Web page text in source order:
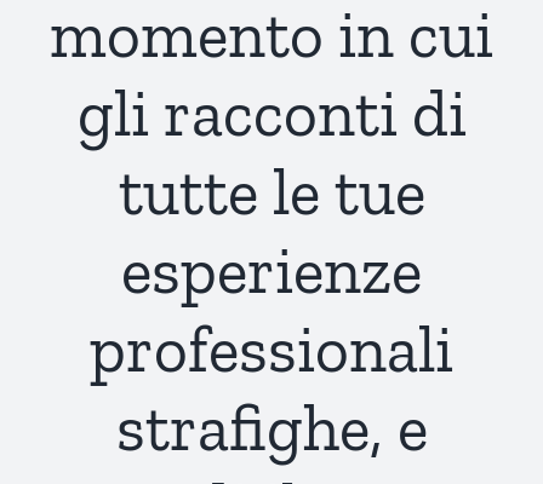
momento in cui
gli racconti di
tutte le tue
esperienze
professionali
strafighe, e